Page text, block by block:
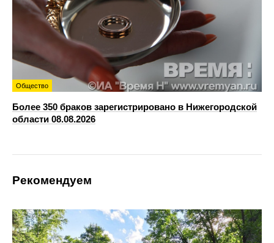
Общество
Более 350 браков зарегистрировано в Нижегородской
области 08.08.2026
Рекомендуем